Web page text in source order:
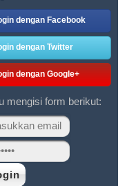
dengan Facebook
dengan Twitter
dengan Google+
mengisi form berikut: